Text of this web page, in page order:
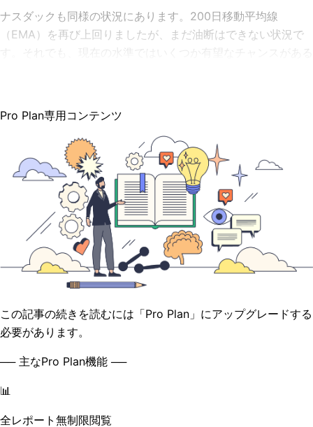
ナスダックも同様の状況にあります。200日移動平均線
（EMA）を再び上回りましたが、まだ油断はできない状況で
す。それでも、現在の水準ではいくつか有望なチャンスがある
Pro Plan専用コンテンツ
この記事の続きを読むには「Pro Plan」にアップグレードする
必要があります。
── 主なPro Plan機能 ──
📊
全レポート無制限閲覧